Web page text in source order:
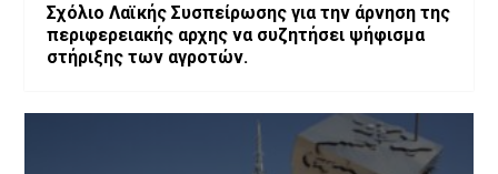
Σχόλιο Λαϊκής Συσπείρωσης για την άρνηση της
περιφερειακής αρχης να συζητήσει ψήφισμα
στήριξης των αγροτών.